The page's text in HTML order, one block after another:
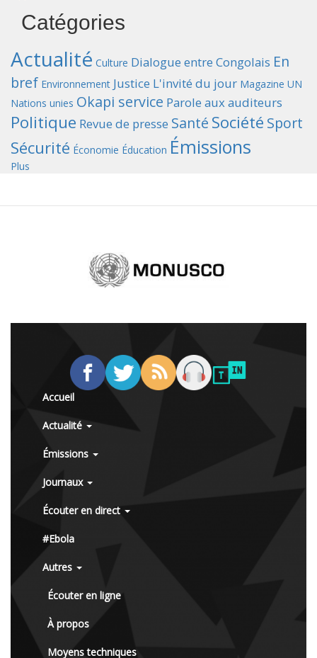
Catégories
Actualité Culture Dialogue entre Congolais En
bref Environnement Justice L'invité du jour Magazine UN
Nations unies Okapi service Parole aux auditeurs
Politique Revue de presse Santé Société Sport
Sécurité Économie Éducation Émissions
Plus
Accueil
Actualité
Émissions
Journaux
Écouter en direct
#Ebola
Autres
Écouter en ligne
À propos
Moyens techniques